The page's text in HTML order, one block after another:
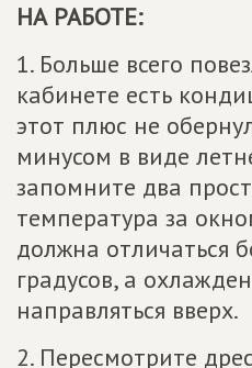
НА РАБОТЕ:
1. Больше всего
кабинете есть
этот плюс не
минусом в виде
запомните два
температура за
должна отличаться
градусов, а
направляться вверх.
2. Пересмотрите